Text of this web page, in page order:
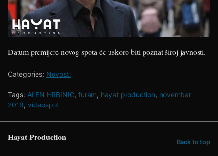
Datum premijere novog spota će uskoro biti poznat široj javnosti.
Categories: Novosti
Tags: ALEN HRBINIC, furam, hayat production, novembar
2019, videospot
Hayat Production Back to top